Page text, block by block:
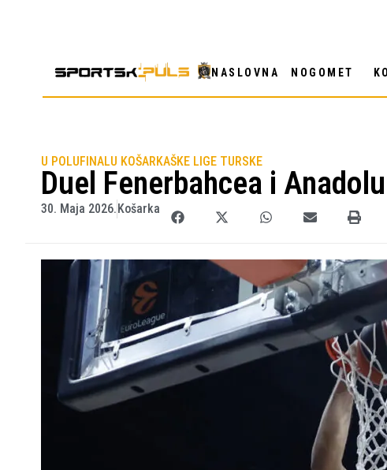
NASLOVNA NOGOMET
U POLUFINALU KOŠARKAŠKE LIGE TURSKE
Duel Fenerbahcea i
30. Maja 2026.Košarka